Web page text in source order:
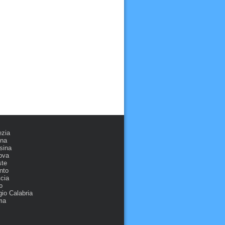
Calabria